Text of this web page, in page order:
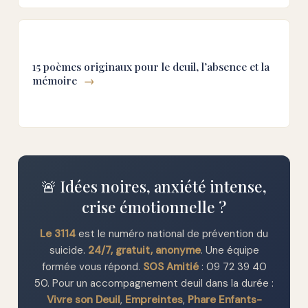
15 poèmes originaux pour le deuil, l’absence et la
mémoire →
🚨 Idées noires, anxiété intense,
crise émotionnelle ?
Le 3114 est le numéro national de prévention du
suicide. 24/7, gratuit, anonyme. Une équipe
formée vous répond. SOS Amitié: 09 72 39 40
50. Pour un accompagnement deuil dans la durée :
Vivre son Deuil, Empreintes, Phare Enfants-